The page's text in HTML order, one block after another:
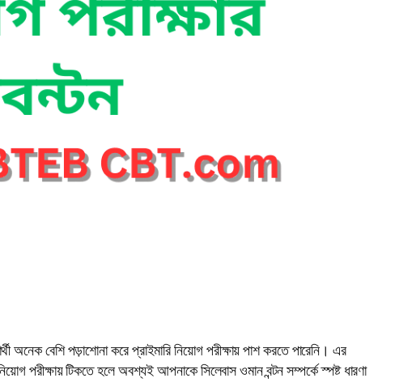
অনেক বেশি পড়াশোনা করে প্রাইমারি নিয়োগ পরীক্ষায় পাশ করতে পারেনি। এর
পরীক্ষায় টিকতে হলে অবশ্যই আপনাকে সিলেবাস ওমান বন্টন সম্পর্কে স্পষ্ট ধারণা